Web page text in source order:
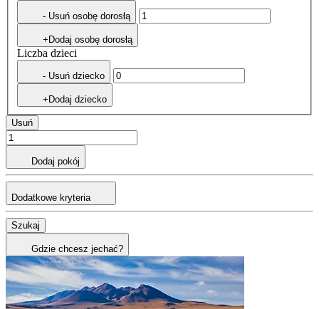
- Usuń osobę dorosłą
+Dodaj osobę dorosłą
Liczba dzieci
- Usuń dziecko
+Dodaj dziecko
Usuń
Dodaj pokój
Dodatkowe kryteria
Szukaj
Gdzie chcesz jechać?